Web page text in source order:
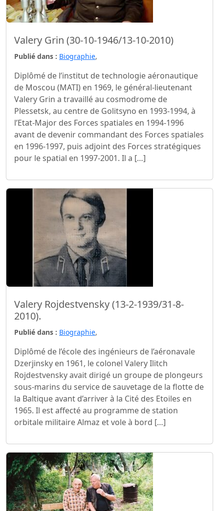
Valery Grin (30-10-1946/13-10-2010)
Publié dans : Biographie,
Diplômé de l’institut de technologie aéronautique
de Moscou (MATI) en 1969, le général-lieutenant
Valery Grin a travaillé au cosmodrome de
Plessetsk, au centre de Golitsyno en 1993-1994, à
l’Etat-Major des Forces spatiales en 1994-1996
avant de devenir commandant des Forces spatiales
en 1996-1997, puis adjoint des Forces stratégiques
pour le spatial en 1997-2001. Il a […]
Valery Rojdestvensky (13-2-1939/31-8-
2010).
Publié dans : Biographie,
Diplômé de l’école des ingénieurs de l’aéronavale
Dzerjinsky en 1961, le colonel Valery Ilitch
Rojdestvensky avait dirigé un groupe de plongeurs
sous-marins du service de sauvetage de la flotte de
la Baltique avant d’arriver à la Cité des Etoiles en
1965. Il est affecté au programme de station
orbitale militaire Almaz et vole à bord […]